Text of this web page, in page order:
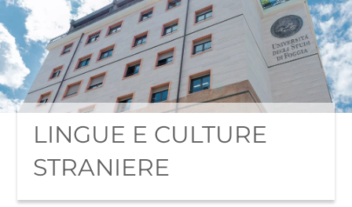
LINGUE E CULTURE
STRANIERE